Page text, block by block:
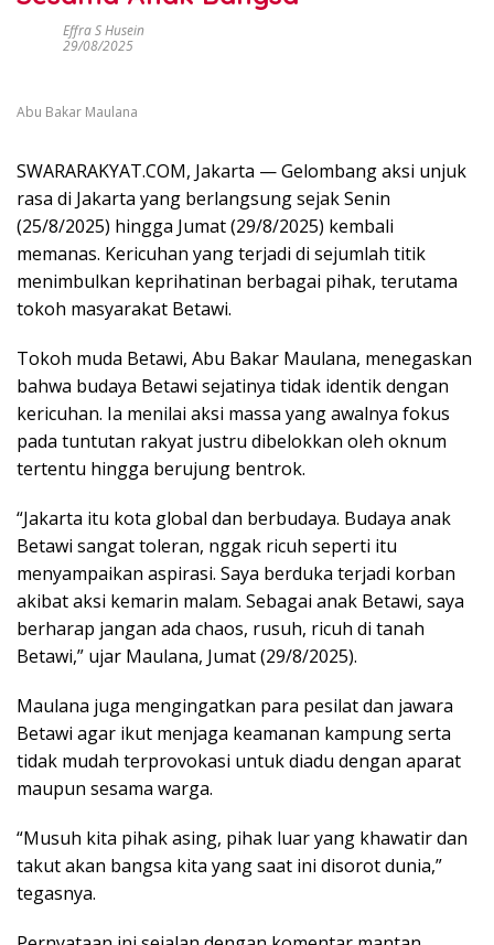
Effra S Husein
29/08/2025
Abu Bakar Maulana
SWARARAKYAT.COM, Jakarta — Gelombang aksi unjuk
rasa di Jakarta yang berlangsung sejak Senin
(25/8/2025) hingga Jumat (29/8/2025) kembali
memanas. Kericuhan yang terjadi di sejumlah titik
menimbulkan keprihatinan berbagai pihak, terutama
tokoh masyarakat Betawi.
Tokoh muda Betawi, Abu Bakar Maulana, menegaskan
bahwa budaya Betawi sejatinya tidak identik dengan
kericuhan. Ia menilai aksi massa yang awalnya fokus
pada tuntutan rakyat justru dibelokkan oleh oknum
tertentu hingga berujung bentrok.
“Jakarta itu kota global dan berbudaya. Budaya anak
Betawi sangat toleran, nggak ricuh seperti itu
menyampaikan aspirasi. Saya berduka terjadi korban
akibat aksi kemarin malam. Sebagai anak Betawi, saya
berharap jangan ada chaos, rusuh, ricuh di tanah
Betawi,” ujar Maulana, Jumat (29/8/2025).
Maulana juga mengingatkan para pesilat dan jawara
Betawi agar ikut menjaga keamanan kampung serta
tidak mudah terprovokasi untuk diadu dengan aparat
maupun sesama warga.
“Musuh kita pihak asing, pihak luar yang khawatir dan
takut akan bangsa kita yang saat ini disorot dunia,”
tegasnya.